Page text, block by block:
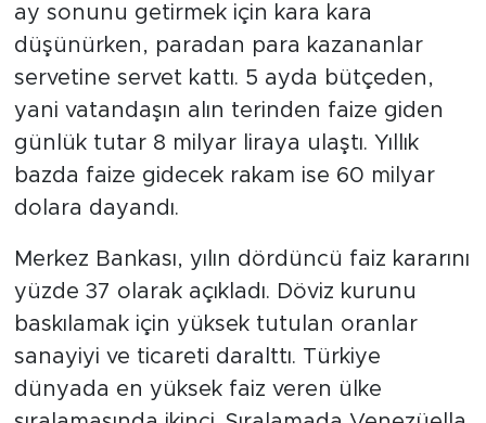
ay sonunu getirmek için kara kara
düşünürken, paradan para kazananlar
servetine servet kattı. 5 ayda bütçeden,
yani vatandaşın alın terinden faize giden
günlük tutar 8 milyar liraya ulaştı. Yıllık
bazda faize gidecek rakam ise 60 milyar
dolara dayandı.
Merkez Bankası, yılın dördüncü faiz kararını
yüzde 37 olarak açıkladı. Döviz kurunu
baskılamak için yüksek tutulan oranlar
sanayiyi ve ticareti daralttı. Türkiye
dünyada en yüksek faiz veren ülke
KÜLTÜR SANAT
YAŞAM
TARİHTEN GÜNÜMÜZE
TARİH
SAĞLIK
SİYASET